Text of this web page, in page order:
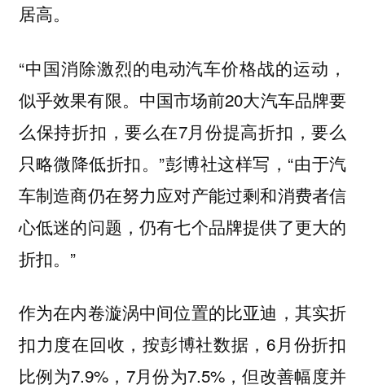
居高。
“中国消除激烈的电动汽车价格战的运动，
似乎效果有限。中国市场前20大汽车品牌要
么保持折扣，要么在7月份提高折扣，要么
只略微降低折扣。”彭博社这样写，“由于汽
车制造商仍在努力应对产能过剩和消费者信
心低迷的问题，仍有七个品牌提供了更大的
折扣。”
作为在内卷漩涡中间位置的比亚迪，其实折
扣力度在回收，按彭博社数据，6月份折扣
比例为7.9%，7月份为7.5%，但改善幅度并